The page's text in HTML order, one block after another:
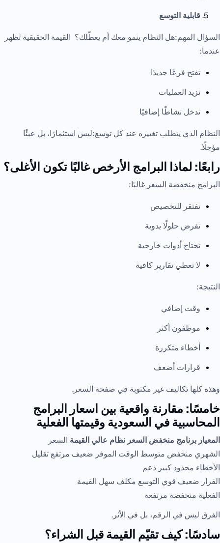
قابلية التوسع
السؤال المهم:هل النظام ينمو معك أم يعطّلك؟ القيمة الحقيقية تظهر
عندما:
تفتح فرعًا جديدًا
تزيد العمليات
تدخل نشاطًا إضافيًا
النظام الذي يتطلب تغييره عند كل توسع:ليس استثمارًا، بل عبئًا
مؤجلًا.
رابعًا: لماذا البرامج الأرخص غالبًا تكون الأغلى؟
البرامج منخفضة السعر غالبًا:
تفتقر للتخصيص
تفرض حلولًا يدوية
تحتاج أدوات خارجية
لا تعطي تقارير كافية
النتيجة:
وقت إضافي
موظفون أكثر
أخطاء متكررة
قرارات أضعف
وهذه كلها تكاليف غير مكتوبة في صفحة السعر.
خامسًا: مقارنة واقعية بين اسعار البرامج
المحاسبية في السعودية وقيمتها الفعلية
المعيار برنامج منخفض السعر نظام عالي القيمة السعر
الشهري منخفض متوسط الوقت الموفر ضعيف مرتفع تقليل
الأخطاء محدود كبير دعم
القرار ضعيف قوي التوسع مكلف سهل القيمة
الفعلية منخفضة مرتفعة
الفرق ليس في الرقم، بل في الأثر.
سادسًا: كيف تقيّم القيمة قبل الشراء؟